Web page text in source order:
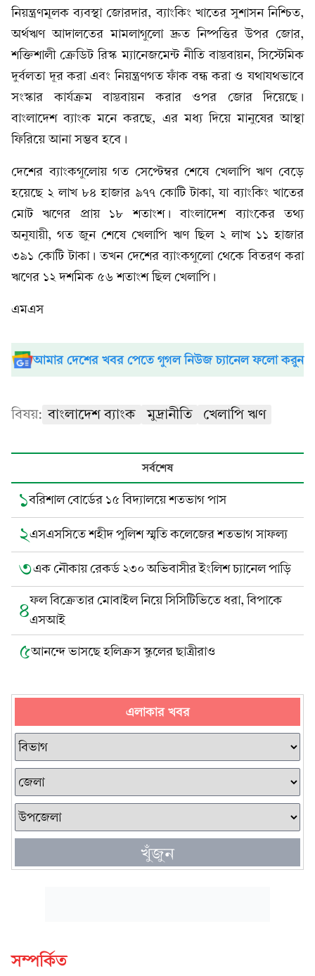
নিয়ন্ত্রণমূলক ব্যবস্থা জোরদার, ব্যাংকিং খাতের সুশাসন নিশ্চিত,
অর্থঋণ আদালতের মামলাগুলো দ্রুত নিষ্পত্তির উপর জোর,
শক্তিশালী ক্রেডিট রিস্ক ম্যানেজমেন্ট নীতি বাস্তবায়ন, সিস্টেমিক
দুর্বলতা দূর করা এবং নিয়ন্ত্রণগত ফাঁক বন্ধ করা ও যথাযথভাবে
সংস্কার কার্যক্রম বাস্তবায়ন করার ওপর জোর দিয়েছে।
বাংলাদেশ ব্যাংক মনে করছে, এর মধ্য দিয়ে মানুষের আস্থা
ফিরিয়ে আনা সম্ভব হবে।
দেশের ব্যাংকগুলোয় গত সেপ্টেম্বর শেষে খেলাপি ঋণ বেড়ে
হয়েছে ২ লাখ ৮৪ হাজার ৯৭৭ কোটি টাকা, যা ব্যাংকিং খাতের
মোট ঋণের প্রায় ১৮ শতাংশ। বাংলাদেশ ব্যাংকের তথ্য
অনুযায়ী, গত জুন শেষে খেলাপি ঋণ ছিল ২ লাখ ১১ হাজার
৩৯১ কোটি টাকা। তখন দেশের ব্যাংকগুলো থেকে বিতরণ করা
ঋণের ১২ দশমিক ৫৬ শতাংশ ছিল খেলাপি।
এমএস
আমার দেশের খবর পেতে গুগল নিউজ চ্যানেল ফলো করুন
বিষয়: বাংলাদেশ ব্যাংক মুদ্রানীতি খেলাপি ঋণ
সর্বশেষ
১বরিশাল বোর্ডের ১৫ বিদ্যালয়ে শতভাগ পাস
২এসএসসিতে শহীদ পুলিশ স্মৃতি কলেজের শতভাগ সাফল্য
৩এক নৌকায় রেকর্ড ২৩০ অভিবাসীর ইংলিশ চ্যানেল পাড়ি
৪ফল বিক্রেতার মোবাইল নিয়ে সিসিটিভিতে ধরা, বিপাকে
এসআই
৫আনন্দে ভাসছে হলিক্রস স্কুলের ছাত্রীরাও
এলাকার খবর
খুঁজুন
সম্পর্কিত